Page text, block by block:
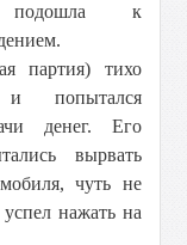
подошла к
партия) тихо
попытался
денег. Его
вырвать
чуть не
нажать на